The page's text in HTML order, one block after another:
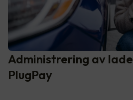
Administrering av
PlugPay